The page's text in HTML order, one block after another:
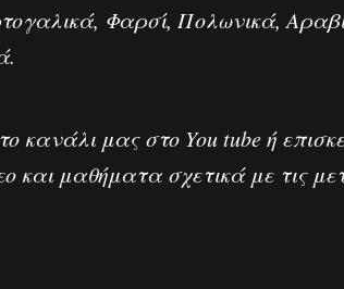
, Φαρσί, Πολωνικά,
.
κανάλι μας στο You tubeή
και μαθήματα σχετικά με τις